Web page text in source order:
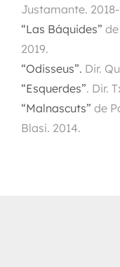
Justamante. 2018-
“Las Báquides”
2019.
“Odisseus”. Dir.
“Esquerdes”. Dir.
“Malnascuts” de
Blasi. 2014.